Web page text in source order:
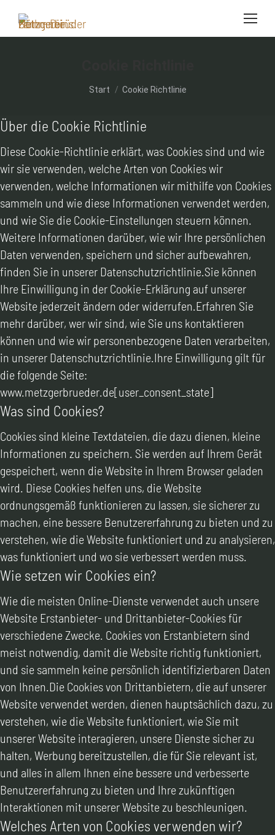
Sie befinden sich hier:
Start Cookie Richtlinie
Über die Cookie Richtlinie
Diese Cookie-Richtlinie erklärt, was Cookies sind und wie
wir sie verwenden, welche Arten von Cookies wir
verwenden, welche Informationen wir mithilfe von Cookies
sammeln und wie diese Informationen verwendet werden,
und wie Sie die Cookie-Einstellungen steuern können.
Weitere Informationen darüber, wie wir Ihre persönlichen
Daten verwenden, speichern und sicher aufbewahren,
finden Sie in unserer Datenschutzrichtlinie.Sie können
Ihre Einwilligung in der Cookie-Erklärung auf unserer
Website jederzeit ändern oder widerrufen.Erfahren Sie
mehr darüber, wer wir sind, wie Sie uns kontaktieren
können und wie wir personenbezogene Daten verarbeiten,
in unserer Datenschutzrichtlinie.Ihre Einwilligung gilt für
die folgende Seite:
www.metzgerbrueder.de[user_consent_state]
Was sind Cookies?
Cookies sind kleine Textdateien, die dazu dienen, kleine
Informationen zu speichern. Sie werden auf Ihrem Gerät
gespeichert, wenn die Website in Ihrem Browser geladen
wird. Diese Cookies helfen uns, die Website
ordnungsgemäß funktionieren zu lassen, sie sicherer zu
machen, eine bessere Benutzererfahrung zu bieten und zu
verstehen, wie die Website funktioniert und zu analysieren,
was funktioniert und wo sie verbessert werden muss.
Wie setzen wir Cookies ein?
Wie die meisten Online-Dienste verwendet auch unsere
Website Erstanbieter- und Drittanbieter-Cookies für
verschiedene Zwecke. Cookies von Erstanbietern sind
meist notwendig, damit die Website richtig funktioniert,
und sie sammeln keine persönlich identifizierbaren Daten
von Ihnen.Die Cookies von Drittanbietern, die auf unserer
Website verwendet werden, dienen hauptsächlich dazu, zu
verstehen, wie die Website funktioniert, wie Sie mit
unserer Website interagieren, unsere Dienste sicher zu
halten, Werbung bereitzustellen, die für Sie relevant ist,
und alles in allem Ihnen eine bessere und verbesserte
Benutzererfahrung zu bieten und Ihre zukünftigen
Interaktionen mit unserer Website zu beschleunigen.
Welches Arten von Cookies verwenden wir?